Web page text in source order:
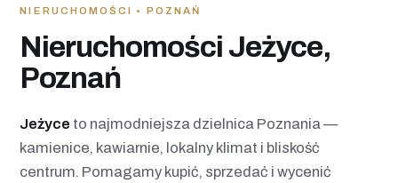
Sprzedaż nieruchomości
Kupno nieruchomości
Wynajem nieruchomości
Zarządzanie najmem
Wycena nieruchomości
NIERUCHOMOŚCI • POZNAŃ
Nieruchomości Jeżyce,
Poznań
Jeżyce to najmodniejsza dzielnica Poznania —
kamienice, kawiarnie, lokalny klimat i bliskość
centrum. Pomagamy kupić, sprzedać i wycenić